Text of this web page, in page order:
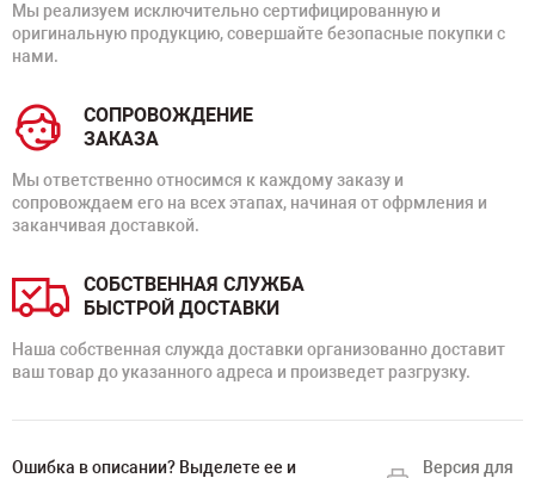
Мы реализуем исключительно сертифицированную и
оригинальную продукцию, совершайте безопасные покупки с
нами.
СОПРОВОЖДЕНИЕ
ЗАКАЗА
Мы ответственно относимся к каждому заказу и
сопровождаем его на всех этапах, начиная от офрмления и
заканчивая доставкой.
СОБСТВЕННАЯ СЛУЖБА
БЫСТРОЙ ДОСТАВКИ
Наша собственная служда доставки организованно доставит
ваш товар до указанного адреса и произведет разгрузку.
Ошибка в описании? Выделете ее и
Версия для